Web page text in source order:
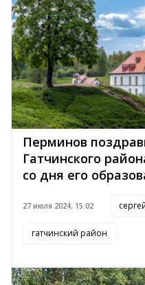
Перминов
Гатчинского
со дня его
27 июля 2024, 15:02
гатчинский район